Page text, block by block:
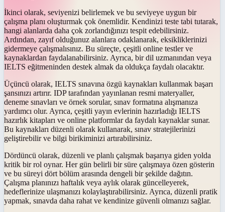
İkinci olarak, seviyenizi belirlemek ve bu seviyeye uygun bir
çalışma planı oluşturmak çok önemlidir. Kendinizi teste tabi tutarak,
hangi alanlarda daha çok zorlandığınızı tespit edebilirsiniz.
Ardından, zayıf olduğunuz alanlara odaklanarak, eksikliklerinizi
gidermeye çalışmalısınız. Bu süreçte, çeşitli online testler ve
kaynaklardan faydalanabilirsiniz. Ayrıca, bir dil uzmanından veya
IELTS eğitmeninden destek almak da oldukça faydalı olacaktır.
Üçüncü olarak, IELTS sınavına özgü kaynakları kullanmak başarı
şansınızı artırır. IDP tarafından yayınlanan resmi materyaller,
deneme sınavları ve örnek sorular, sınav formatına alışmanıza
yardımcı olur. Ayrıca, çeşitli yayın evlerinin hazırladığı IELTS
hazırlık kitapları ve online platformlar da faydalı kaynaklar sunar.
Bu kaynakları düzenli olarak kullanarak, sınav stratejilerinizi
geliştirebilir ve bilgi birikiminizi artırabilirsiniz.
Dördüncü olarak, düzenli ve planlı çalışmak başarıya giden yolda
kritik bir rol oynar. Her gün belirli bir süre çalışmaya özen gösterin
ve bu süreyi dört bölüm arasında dengeli bir şekilde dağıtın.
Çalışma planınızı haftalık veya aylık olarak güncelleyerek,
hedeflerinize ulaşmanızı kolaylaştırabilirsiniz. Ayrıca, düzenli pratik
yapmak, sınavda daha rahat ve kendinize güvenli olmanızı sağlar.